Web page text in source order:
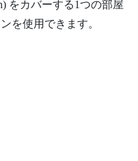
をカバーする1つの部屋
を使用できます。